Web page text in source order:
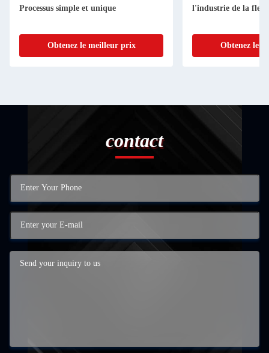
Processus simple et unique
Obtenez le meilleur prix
l'industrie de la
Obtenez le
contact